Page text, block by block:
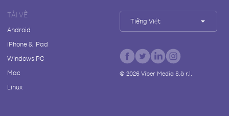
TẢI VỀ
Android
iPhone & iPad
Windows PC
Mac
Linux
Tiếng Việt
© 2026Viber Media S.à r.l.